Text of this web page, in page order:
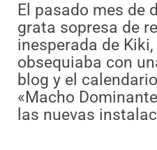
El pasado mes de
grata sopresa de
inesperada de
obsequiaba con
blog y el
«Macho
las nuevas